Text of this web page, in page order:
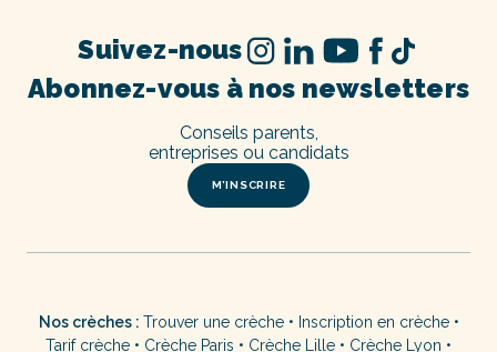
Abonnez-vous à nos newsletters
M’INSCRIRE
Conseils parents,
entreprises ou candidats
Suivez-nous
Nos crèches : Trouver une crèche• Inscription en crèche•
Tarif crèche • Crèche Paris • Crèche Lille • Crèche Lyon •